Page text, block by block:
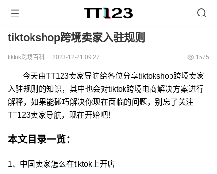
tiktokshop跨境卖家入驻规则
tiktok跨境百科 2023-12-21 09:27 1575
今天由TT123卖家导航给各位分享tiktokshop跨境卖家
入驻规则的知识，其中也会对tiktok跨境电商解决方案进行
解释，如果能碰巧解决你现在面临的问题，别忘了关注
TT123卖家导航，现在开始吧！
本文目录一览：
1、 中国卖家怎么在tiktok上开店